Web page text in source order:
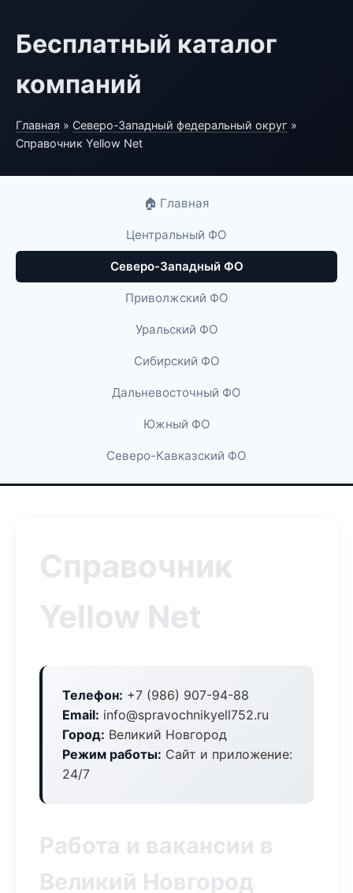
Бесплатный каталог
компаний
Главная » Северо-Западный федеральный округ »
Справочник Yellow Net
🏠 Главная
Центральный ФО
Северо-Западный ФО
Приволжский ФО
Уральский ФО
Сибирский ФО
Дальневосточный ФО
Южный ФО
Северо-Кавказский ФО
Справочник
Yellow Net
Телефон: +7 (986) 907-94-88
Email: info@spravochnikyell752.ru
Город: Великий Новгород
Режим работы: Сайт и приложение:
24/7
Работа и вакансии в
Великий Новгород